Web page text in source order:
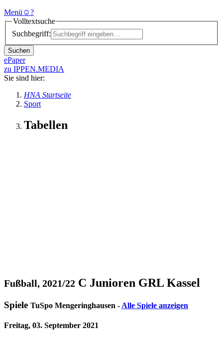
Menü ☺?
Volltextsuche
Suchbegriff:
Suchen
ePaper
zu IPPEN.MEDIA
Sie sind hier:
HNA Startseite
Sport
Tabellen
Fußball, 2021/22 C Junioren GRL Kassel
Spiele TuSpo Mengeringhausen - Alle Spiele anzeigen
Freitag, 03. September 2021